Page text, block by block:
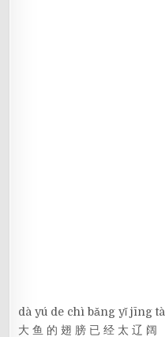
dà yú de chì bǎng yǐ jīng
大 鱼 的 翅 膀 已 经 太 辽 阔